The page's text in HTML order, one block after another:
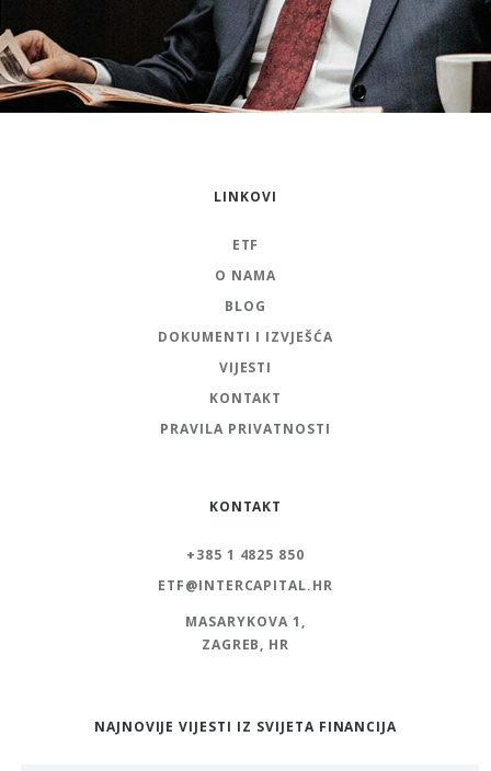
LINKOVI
ETF
O NAMA
BLOG
DOKUMENTI I IZVJEŠĆA
VIJESTI
KONTAKT
PRAVILA PRIVATNOSTI
KONTAKT
+385 1 4825 850
ETF@INTERCAPITAL.HR
MASARYKOVA 1,
ZAGREB, HR
NAJNOVIJE VIJESTI IZ SVIJETA FINANCIJA